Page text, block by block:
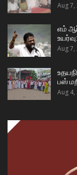
Aug 7,
எம்
Aug 7,
பஸ்
Aug 4,